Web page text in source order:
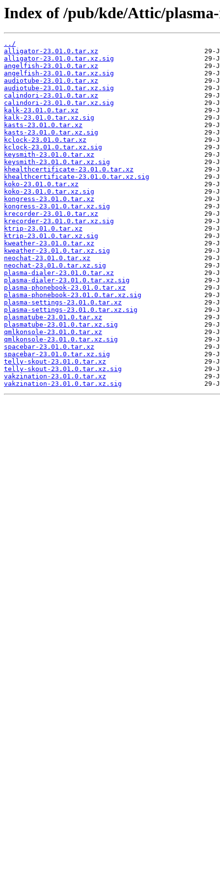
Index of /pub/kde/Attic/
../
alligator-23.01.0.tar.xz
alligator-23.01.0.tar.xz.sig
angelfish-23.01.0.tar.xz
angelfish-23.01.0.tar.xz.sig
audiotube-23.01.0.tar.xz
audiotube-23.01.0.tar.xz.sig
calindori-23.01.0.tar.xz
calindori-23.01.0.tar.xz.sig
kalk-23.01.0.tar.xz
kalk-23.01.0.tar.xz.sig
kasts-23.01.0.tar.xz
kasts-23.01.0.tar.xz.sig
kclock-23.01.0.tar.xz
kclock-23.01.0.tar.xz.sig
keysmith-23.01.0.tar.xz
keysmith-23.01.0.tar.xz.sig
khealthcertificate-23.01.0.tar.xz
khealthcertificate-23.01.0.tar.xz.sig
koko-23.01.0.tar.xz
koko-23.01.0.tar.xz.sig
kongress-23.01.0.tar.xz
kongress-23.01.0.tar.xz.sig
krecorder-23.01.0.tar.xz
krecorder-23.01.0.tar.xz.sig
ktrip-23.01.0.tar.xz
ktrip-23.01.0.tar.xz.sig
kweather-23.01.0.tar.xz
kweather-23.01.0.tar.xz.sig
neochat-23.01.0.tar.xz
neochat-23.01.0.tar.xz.sig
plasma-dialer-23.01.0.tar.xz
plasma-dialer-23.01.0.tar.xz.sig
plasma-phonebook-23.01.0.tar.xz
plasma-phonebook-23.01.0.tar.xz.sig
plasma-settings-23.01.0.tar.xz
plasma-settings-23.01.0.tar.xz.sig
plasmatube-23.01.0.tar.xz
plasmatube-23.01.0.tar.xz.sig
qmlkonsole-23.01.0.tar.xz
qmlkonsole-23.01.0.tar.xz.sig
spacebar-23.01.0.tar.xz
spacebar-23.01.0.tar.xz.sig
telly-skout-23.01.0.tar.xz
telly-skout-23.01.0.tar.xz.sig
vakzination-23.01.0.tar.xz
vakzination-23.01.0.tar.xz.sig